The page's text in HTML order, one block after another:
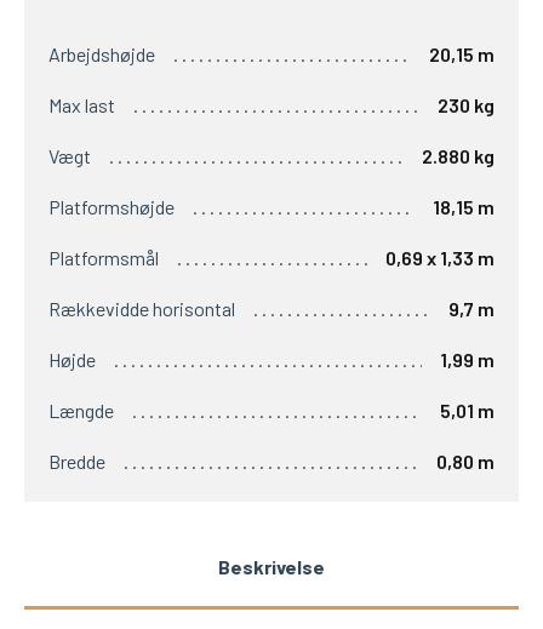
Arbejdshøjde 20,15 m
Max last 230 kg
Vægt 2.880 kg
Platformshøjde 18,15 m
Platformsmål 0,69 x 1,33 m
Rækkevidde horisontal 9,7 m
Højde 1,99 m
Længde 5,01 m
Bredde 0,80 m
Beskrivelse